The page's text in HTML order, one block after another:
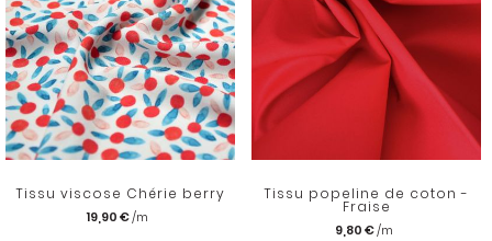
Tissu viscose Chérie berry
19,90 €
Tissu popeline de coton -
Fraise
9,80 €